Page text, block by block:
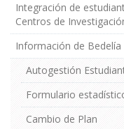
Integración de
Centros de
Información de Bedelía
Autogestión
Formulario
Cambio de Plan